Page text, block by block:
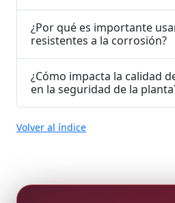
¿Por qué es importante
resistentes a la corrosión?
¿Cómo impacta la calidad
en la seguridad de la
Volver al índice